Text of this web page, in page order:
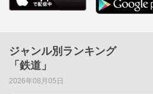
ジャンル別ランキング
「鉄道」
2026年08月05日